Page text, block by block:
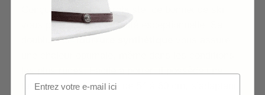
Conçu enacryliquerobuste, ce bonnet de ski
vous promet une durabilité exceptionnelle. Sa
doublure enfourrure synthétique
les plus rudes. Facile à porter, il possède une
taille unique, ajustable de 54 à 60 cm, s’adaptant